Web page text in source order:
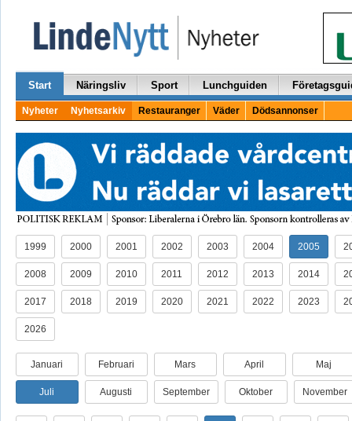
Start Näringsliv Sport Lunchguiden
Nyheter Nyhetsarkiv Restauranger Väder Dödsannonser
1999 2000 2001 2002 2003 2004 2005
2008 2009 2010 2011 2012 2013 2014
2017 2018 2019 2020 2021 2022 2023
2026
Januari Februari Mars April Maj
Juli Augusti September Oktober November